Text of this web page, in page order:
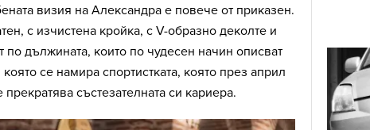
визия на Александра е повече от приказен.
с изчистена кройка, с V-образно деколте и
по дължината, които по чудесен начин описват
се намира спортистката, която през април
състезателната си кариера.